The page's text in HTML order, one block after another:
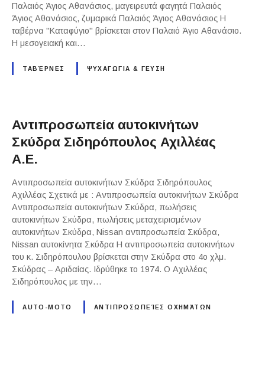
Παλαιός Άγιος Αθανάσιος, μαγειρευτά φαγητά Παλαιός
Άγιος Αθανάσιος, ζυμαρικά Παλαιός Άγιος Αθανάσιος Η
ταβέρνα "Καταφύγιο" βρίσκεται στον Παλαιό Άγιο Αθανάσιο.
Η μεσογειακή και…
ΤΑΒΈΡΝΕΣ ΨΥΧΑΓΩΓΙΑ & ΓΕΥΣΗ
Αντιπροσωπεία αυτοκινήτων
Σκύδρα Σιδηρόπουλος Αχιλλέας
Α.Ε.
Αντιπροσωπεία αυτοκινήτων Σκύδρα Σιδηρόπουλος
Αχιλλέας Σχετικά με : Αντιπροσωπεία αυτοκινήτων Σκύδρα
Αντιπροσωπεία αυτοκινήτων Σκύδρα, πωλήσεις
αυτοκινήτων Σκύδρα, πωλήσεις μεταχειρισμένων
αυτοκινήτων Σκύδρα, Nissan αντιπροσωπεία Σκύδρα,
Nissan αυτοκίνητα Σκύδρα Η αντιπροσωπεία αυτοκινήτων
του κ. Σιδηρόπουλου βρίσκεται στην Σκύδρα στο 4ο χλμ.
Σκύδρας – Αριδαίας. Ιδρύθηκε το 1974. Ο Αχιλλέας
Σιδηρόπουλος με την…
AUTO-MOTO ΑΝΤΙΠΡΟΣΩΠΕΊΕΣ ΟΧΗΜΆΤΩΝ